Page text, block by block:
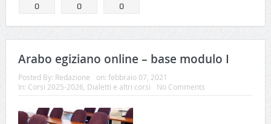
0 0 0
Arabo egiziano online – base modulo I
Posted By: Redazione on: febbraio 07, 2021
In: Corsi 2025-2026 Dialetti e altri corsi No Comments